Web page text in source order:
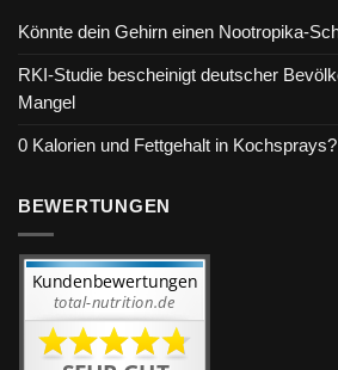
Könnte dein Gehirn einen Nootropika-
RKI-Studie bescheinigt deutscher
Mangel
0 Kalorien und Fettgehalt in Kochsprays?
BEWERTUNGEN